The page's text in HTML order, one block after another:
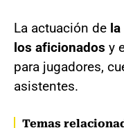
La actuación de
los aficionados y
para jugadores,
asistentes.
Temas